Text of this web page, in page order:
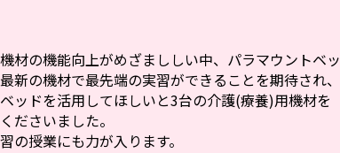
材の機能向上がめざまししい中、パラマウントベッ
新の機材で最先端の実習ができることを期待され、
ッドを活用してほしいと3台の介護(療養)用機材を
ださいました。
の授業にも力が入ります。